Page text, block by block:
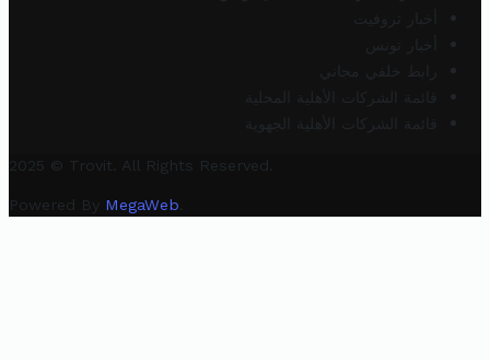
أخبار تروفيت
أخبار تونس
رابط خلفي مجاني
قائمة الشركات الأهلية المحلية
قائمة الشركات الأهلية الجهوية
2025 © Trovit. All Rights Reserved.
Powered By MegaWeb